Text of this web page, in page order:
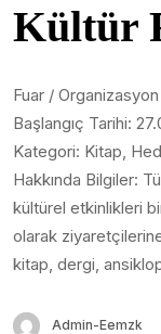
Kültür
Fuar /
Başlangıç Tarihi:
Kategori: Kitap,
Hakkında Bilgiler:
kültürel etkinlikleri
olarak
kitap, dergi,
Admin-Eemzk